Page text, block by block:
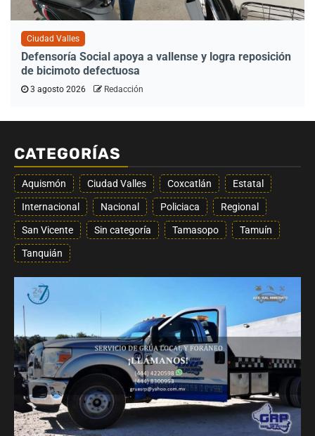
Ciudad Valles
Defensoría Social apoya a vallense y logra reposición
de bicimoto defectuosa
3 agosto 2026 Redacción
CATEGORÍAS
Aquismón Ciudad Valles Coxcatlán Estatal
Internacional Nacional Policiaca Regional
San Vicente Sin categoría Tamasopo Tamuín
Tanquián